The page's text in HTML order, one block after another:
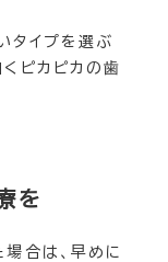
タイプを選ぶ
くピカピカの歯
を
合は、早めに